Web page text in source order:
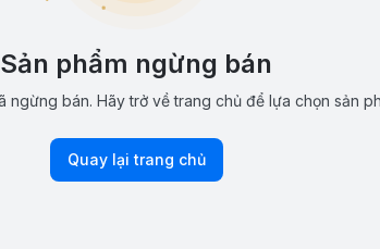
Sản phẩm ngừng bán
ngừng bán. Hãy trở về trang chủ để lựa chọn sản
Quay lại trang chủ